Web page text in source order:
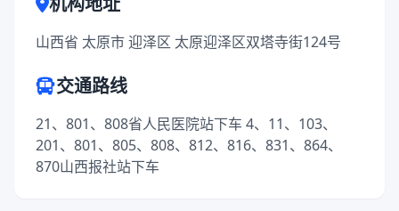
山西省 太原市 迎泽区 太原迎泽区双塔寺街124号
交通路线
21、801、808省人民医院站下车 4、11、103、
201、801、805、808、812、816、831、864、
870山西报社站下车